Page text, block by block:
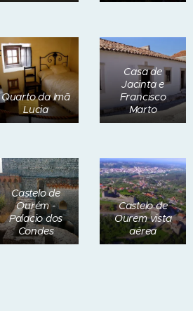
Quarto da Imã
Lucia
Casa de
Jacinta e
Francisco
Marto
Castelo de
Ourém -
Palacio dos
Condes
Castelo de
Ourem vista
aérea